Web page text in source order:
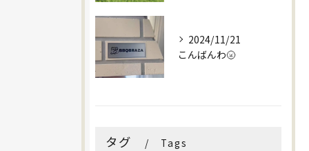
2024/11/21
こんばんわ🌝
タグ Tags